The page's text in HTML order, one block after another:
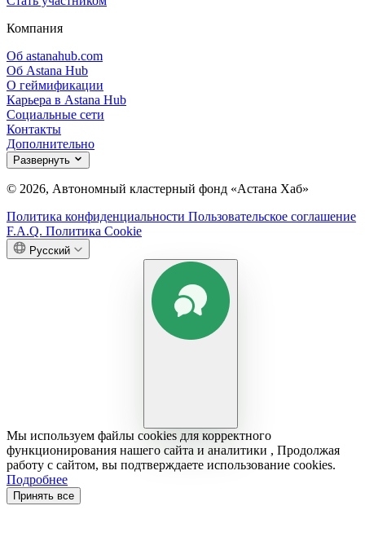
Компания
Об astanahub.com
Об Astana Hub
О геймификации
Карьера в Astana Hub
Социальные сети
Контакты
Дополнительно
Развернуть
© 2026, Автономный кластерный фонд «Астана Хаб»
Политика конфиденциальности Пользовательское соглашение
F.A.Q. Политика Cookie
Русский
Мы используем файлы cookies для корректного
функционирования нашего сайта и аналитики , Продолжая
работу с сайтом, вы подтверждаете использование cookies.
Подробнее
Принять все